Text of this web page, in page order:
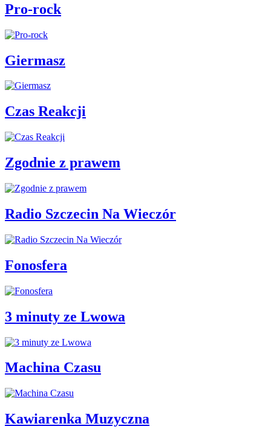
Pro-rock
Giermasz
Czas Reakcji
Zgodnie z prawem
Radio Szczecin Na Wieczór
Fonosfera
3 minuty ze Lwowa
Machina Czasu
Kawiarenka Muzyczna